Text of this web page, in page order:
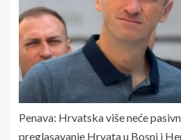
Penava: Hrvatska više neće
preglasavanje Hrvata u Bosni i